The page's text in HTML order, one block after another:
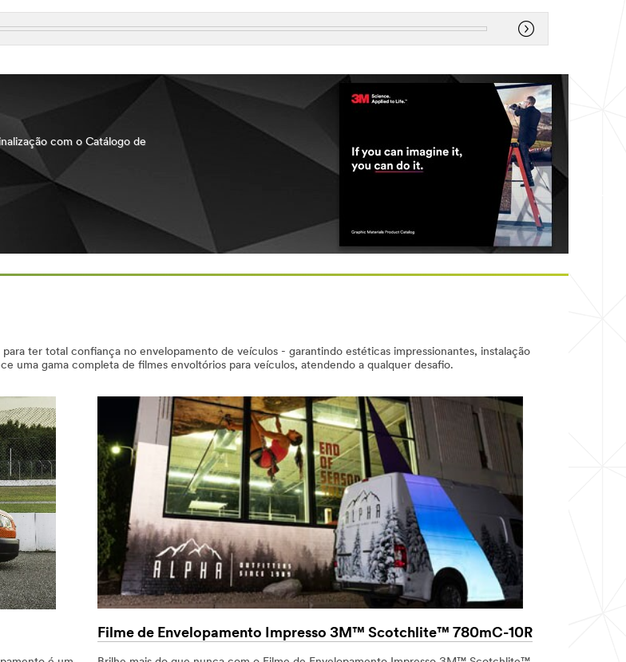
1901
com o Catálogo de
ter total confiança no envelopamento de veículos - garantindo estéticas impressionantes, instalação
uma gama completa de filmes envoltórios para veículos, atendendo a qualquer desafio.
Filme de Envelopamento Impresso 3M™ Scotchlite™ 780mC-10R